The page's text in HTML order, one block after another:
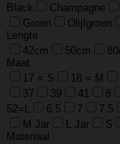
Black
Champagne
Groen
Olijfgroen
Lengte
42cm
50cm
Maat
17 = S
18 = M
37
39 41 8
52=L
6.5 7 7.5
M Jar
L Jar S
Materiaal